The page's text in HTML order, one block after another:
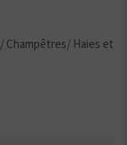
/ Champêtres/ Haies et